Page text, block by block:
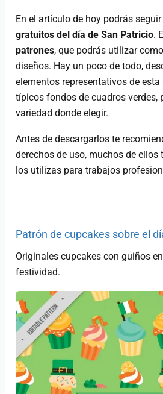
En el artículo de hoy podrás
gratuitos del día de San Patricio.
patrones, que podrás utilizar
diseños. Hay un poco de todo,
elementos representativos de
típicos fondos de cuadros verdes,
variedad donde elegir.
Antes de descargarlos te
derechos de uso, muchos de ellos
los utilizas para trabajos
Patrón de cupcakes sobre el
Originales cupcakes con guiños
festividad.